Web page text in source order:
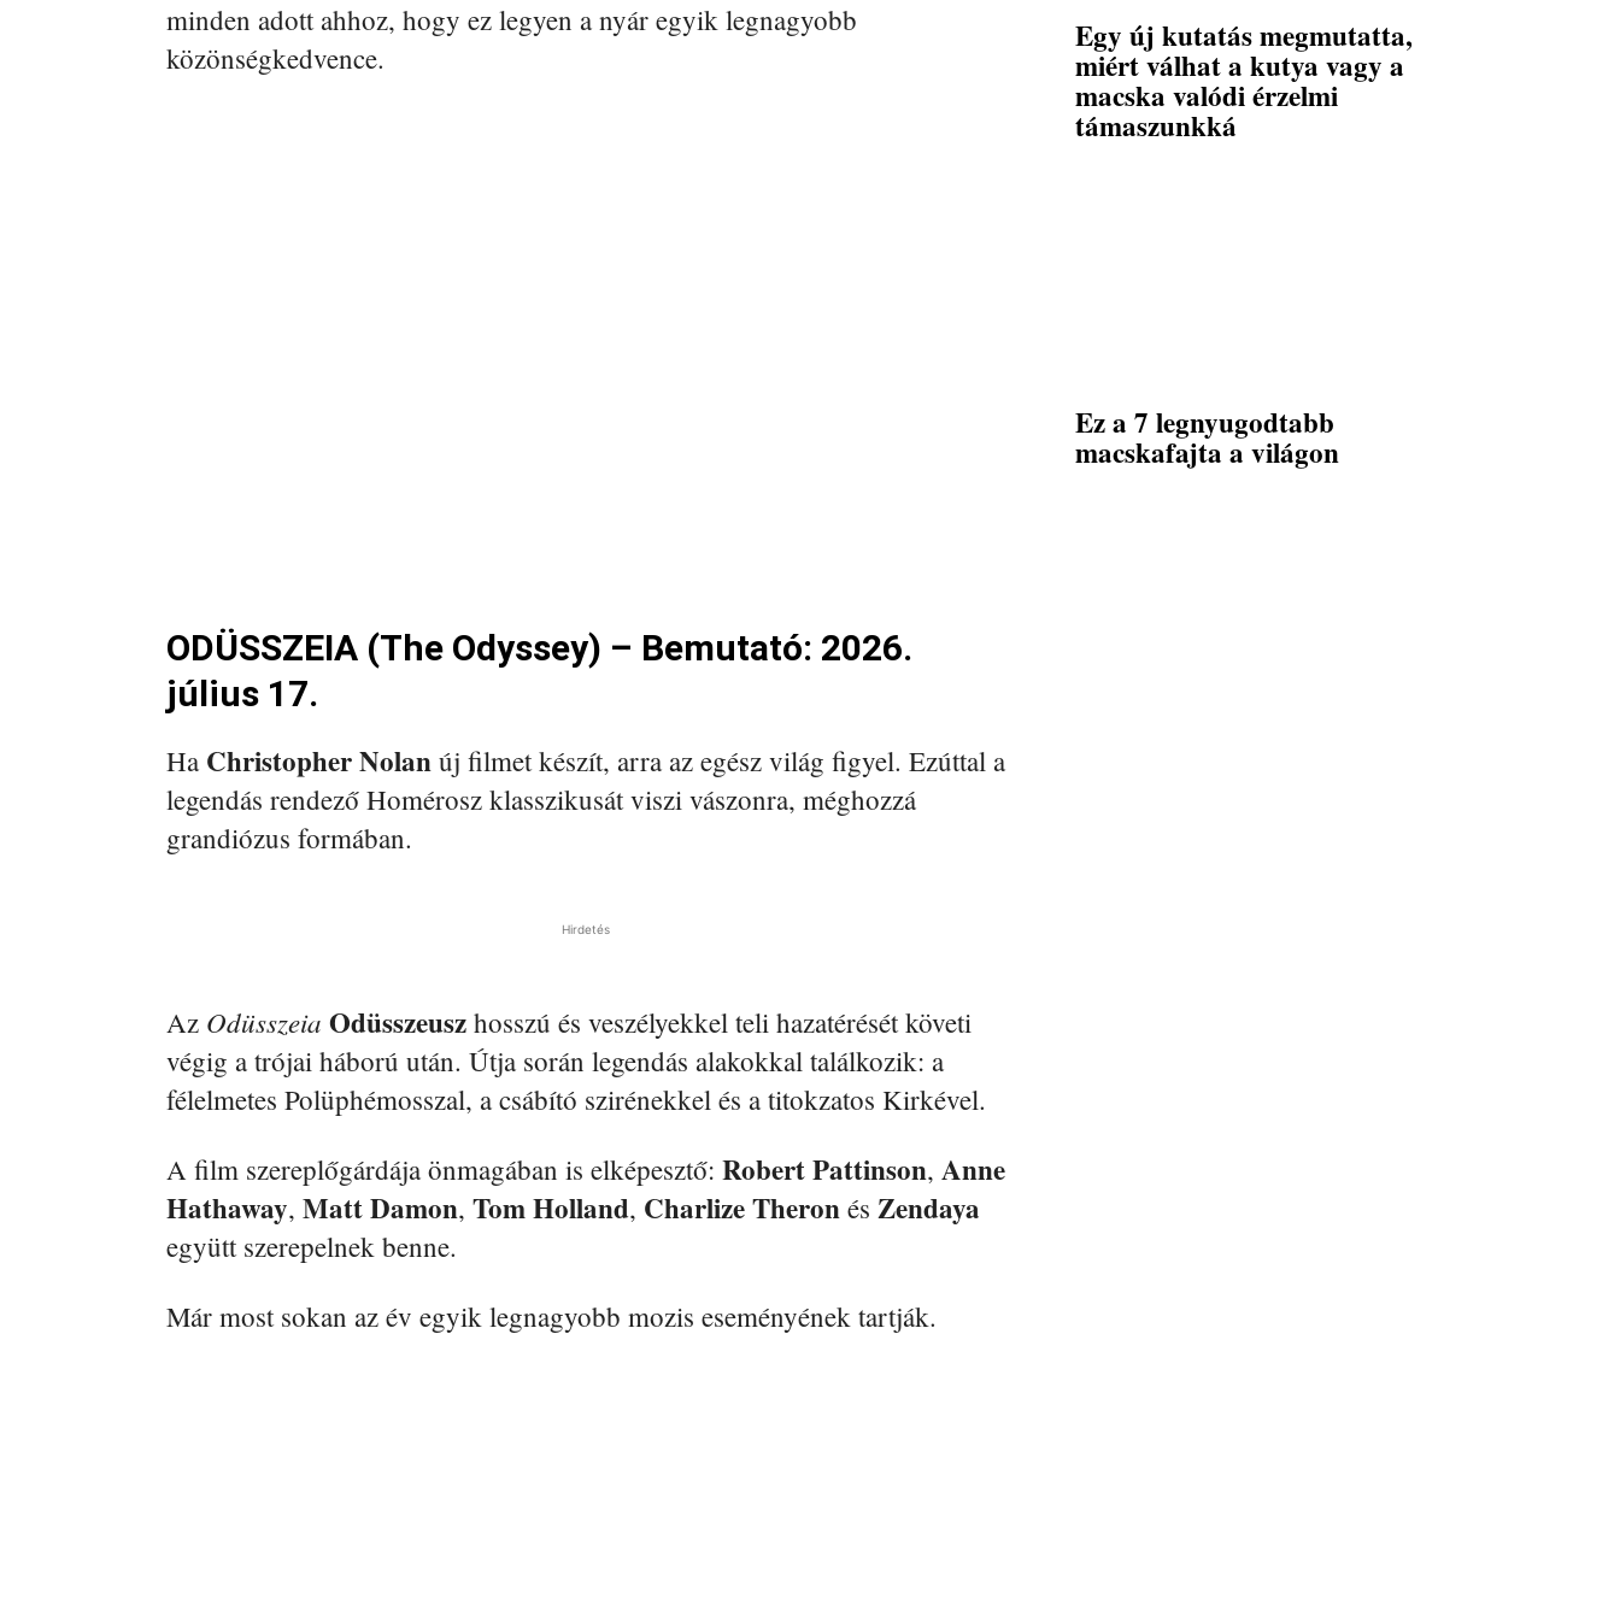
minden adott ahhoz, hogy ez legyen a nyár egyik legnagyobb
közönségkedvence.
ODÜSSZEIA (The Odyssey) – Bemutató: 2026.
július 17.
Ha Christopher Nolan új filmet készít, arra az egész világ figyel. Ezúttal a
legendás rendező Homérosz klasszikusát viszi vászonra, méghozzá
grandiózus formában.
Hirdetés
Az Odüsszeia Odüsszeusz hosszú és veszélyekkel teli hazatérését követi
végig a trójai háború után. Útja során legendás alakokkal találkozik: a
félelmetes Polüphémosszal, a csábító szirénekkel és a titokzatos Kirkével.
A film szereplőgárdája önmagában is elképesztő: Robert Pattinson, Anne
Hathaway, Matt Damon, Tom Holland, Charlize Theron és Zendaya
együtt szerepelnek benne.
Már most sokan az év egyik legnagyobb mozis eseményének tartják.
Egy új kutatás megmutatta,
miért válhat a kutya vagy a
macska valódi érzelmi
támaszunkká
Ez a 7 legnyugodtabb
macskafajta a világon